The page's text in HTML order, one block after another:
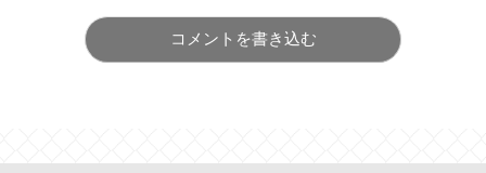
コメントを書き込む